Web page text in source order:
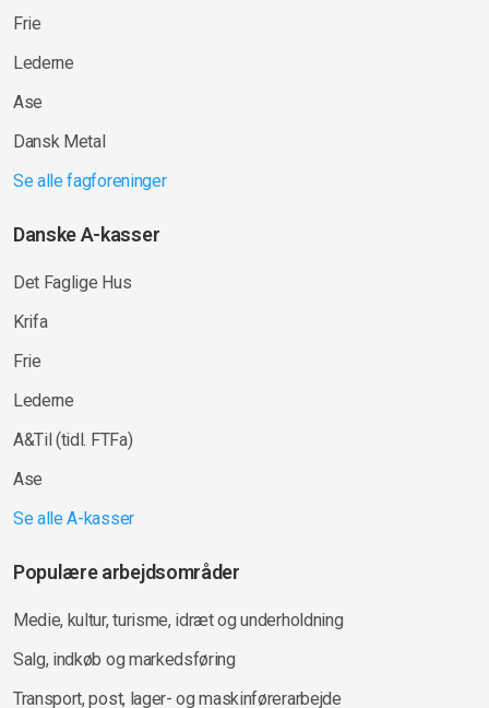
Frie
Lederne
Ase
Dansk Metal
Se alle fagforeninger
Danske A-kasser
Det Faglige Hus
Krifa
Frie
Lederne
A&Til (tidl. FTFa)
Ase
Se alle A-kasser
Populære arbejdsområder
Medie, kultur, turisme, idræt og underholdning
Salg, indkøb og markedsføring
Transport, post, lager- og maskinførerarbejde